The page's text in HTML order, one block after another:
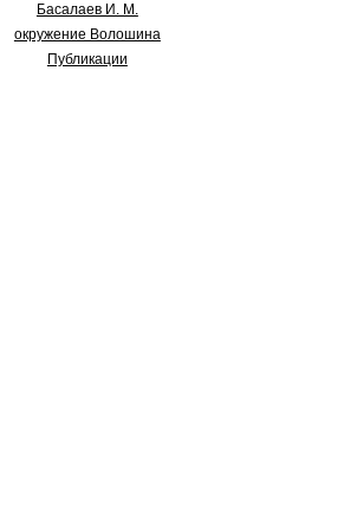
Басалаев И. М.
окружение Волошина
Публикации